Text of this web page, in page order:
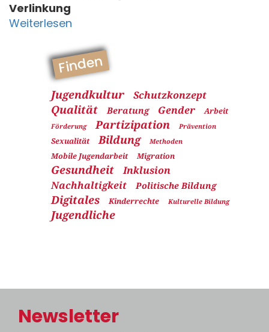
Verlinkung
Weiterlesen
Finden
Jugendkultur Schutzkonzept
Qualität Beratung Gender Arbeit
Förderung Partizipation Prävention
Sexualität Bildung Methoden
Mobile Jugendarbeit Migration
Gesundheit
Inklusion
Nachhaltigkeit
Politische Bildung
Digitales Kinderrechte Kulturelle Bildung
Jugendliche
Newsletter